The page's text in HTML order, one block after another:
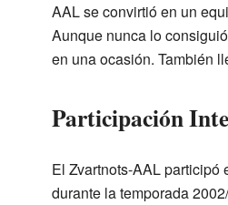
AAL se convirtió en un
Aunque nunca lo
en una ocasión. También
Participación
El Zvartnots-AAL participó
durante la temporada